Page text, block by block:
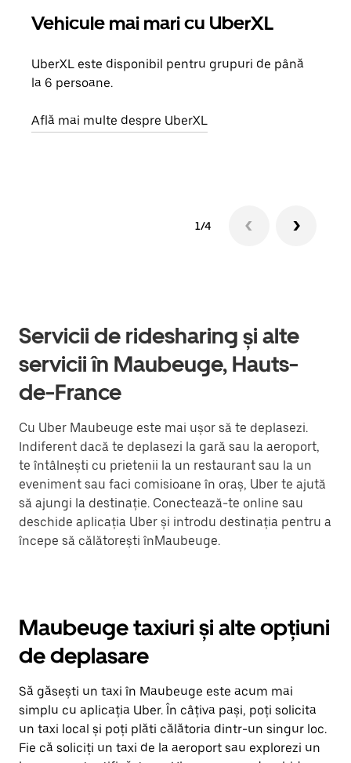
Vehicule mai mari cu UberXL
UberXL este disponibil pentru grupuri de până
la 6 persoane.
Află mai multe despre UberXL
1/4
Servicii de ridesharing și alte
servicii în Maubeuge, Hauts-
de-France
Cu Uber Maubeuge este mai ușor să te deplasezi.
Indiferent dacă te deplasezi la gară sau la aeroport,
te întâlnești cu prietenii la un restaurant sau la un
eveniment sau faci comisioane în oraș, Uber te ajută
să ajungi la destinație. Conectează-te online sau
deschide aplicația Uber și introdu destinația pentru a
începe să călătorești înMaubeuge.
Maubeuge taxiuri și alte opțiuni
de deplasare
Să găsești un taxi în Maubeuge este acum mai
simplu cu aplicația Uber. În câțiva pași, poți solicita
un taxi local și poți plăti călătoria dintr-un singur loc.
Fie că soliciți un taxi de la aeroport sau explorezi un